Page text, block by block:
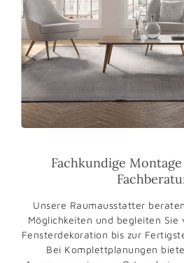
Fachkundige
Unsere Raumausstatter
Möglichkeiten und begleiten Sie
Fensterdekoration bis zur
Bei Komplettplanungen